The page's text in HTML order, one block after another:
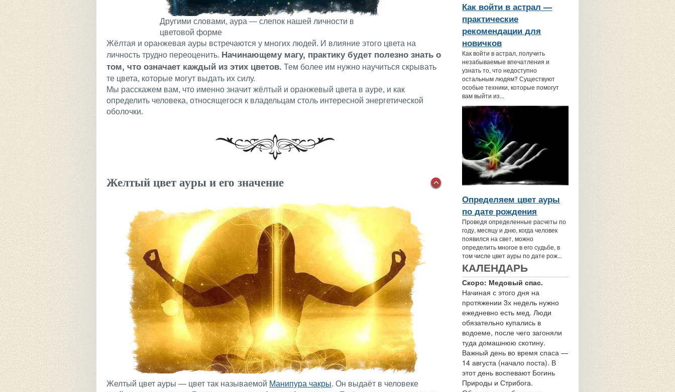
Другими словами, аура — слепок нашей личности в
цветовой форме
Жёлтая и оранжевая ауры встречаются у многих людей. И влияние этого цвета на
личность трудно переоценить. Начинающему магу, практику будет полезно знать о
том, что означает каждый из этих цветов. Тем более им нужно научиться скрывать
те цвета, которые могут выдать их силу.
Мы расскажем вам, что именно значит жёлтый и оранжевый цвета в ауре, и как
определить человека, относящегося к владельцам столь интересной энергетической
оболочки.
Желтый цвет ауры и его значение
Желтый цвет ауры — цвет так называемой Манипура чакры. Он выдаёт в человеке
Как войти в астрал —
практические
рекомендации для
новичков
Как войти в астрал, получить
незабываемые впечатления и
узнать то, что недоступно
остальным людям? Существуют
особые техники, которые помогут
вам выйти из...
Определяем цвет ауры
по дате рождения
Проведя определенные расчеты по
году, месяцу и дню, когда человек
появился на свет, можно
определить многое в его судьбе, в
том числе цвет ауры по дате рож...
КАЛЕНДАРЬ
Скоро: Медовый спас.
Начиная с этого дня на
протяжении 3х недель нужно
ежедневно есть мед. Люди
обязательно купались в
водоеме, после чего загоняли
туда домашнюю скотину.
Важный день во время спаса —
14 августа (начало поста). В
этот день воспевают Богинь
Природы и Стрибога.